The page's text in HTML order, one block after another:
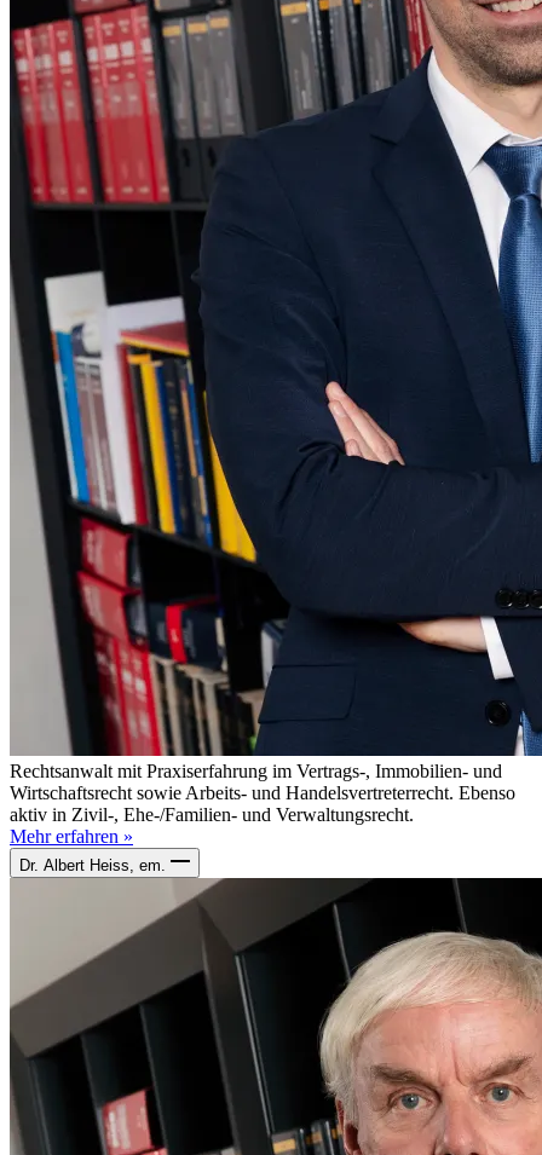
Rechtsanwalt mit Praxiserfahrung im Vertrags-, Immobilien- und
Wirtschaftsrecht sowie Arbeits- und Handelsvertreterrecht. Ebenso
aktiv in Zivil-, Ehe-/Familien- und Verwaltungsrecht.
Mehr erfahren »
Dr. Albert Heiss, em.